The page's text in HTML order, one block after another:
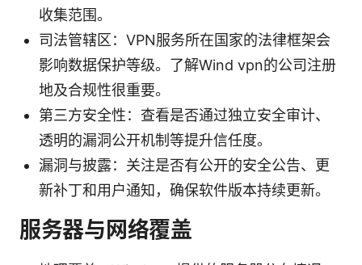
收集范围。
司法管辖区：VPN服务所在国家的法律框架会
影响数据保护等级。了解Wind vpn的公司注册
地及合规性很重要。
第三方安全性：查看是否通过独立安全审计、
透明的漏洞公开机制等提升信任度。
漏洞与披露：关注是否有公开的安全公告、更
新补丁和用户通知，确保软件版本持续更新。
服务器与网络覆盖